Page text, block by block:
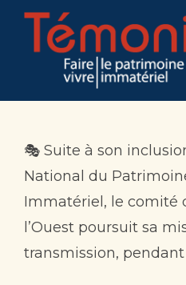
Skip
Accueil
Qui sommes-nous ?
4 pôles d’expertises
Nos réalisations
🎭 Suite à son
National du
Immatériel, le comité
l’Ouest poursuit sa
transmission,